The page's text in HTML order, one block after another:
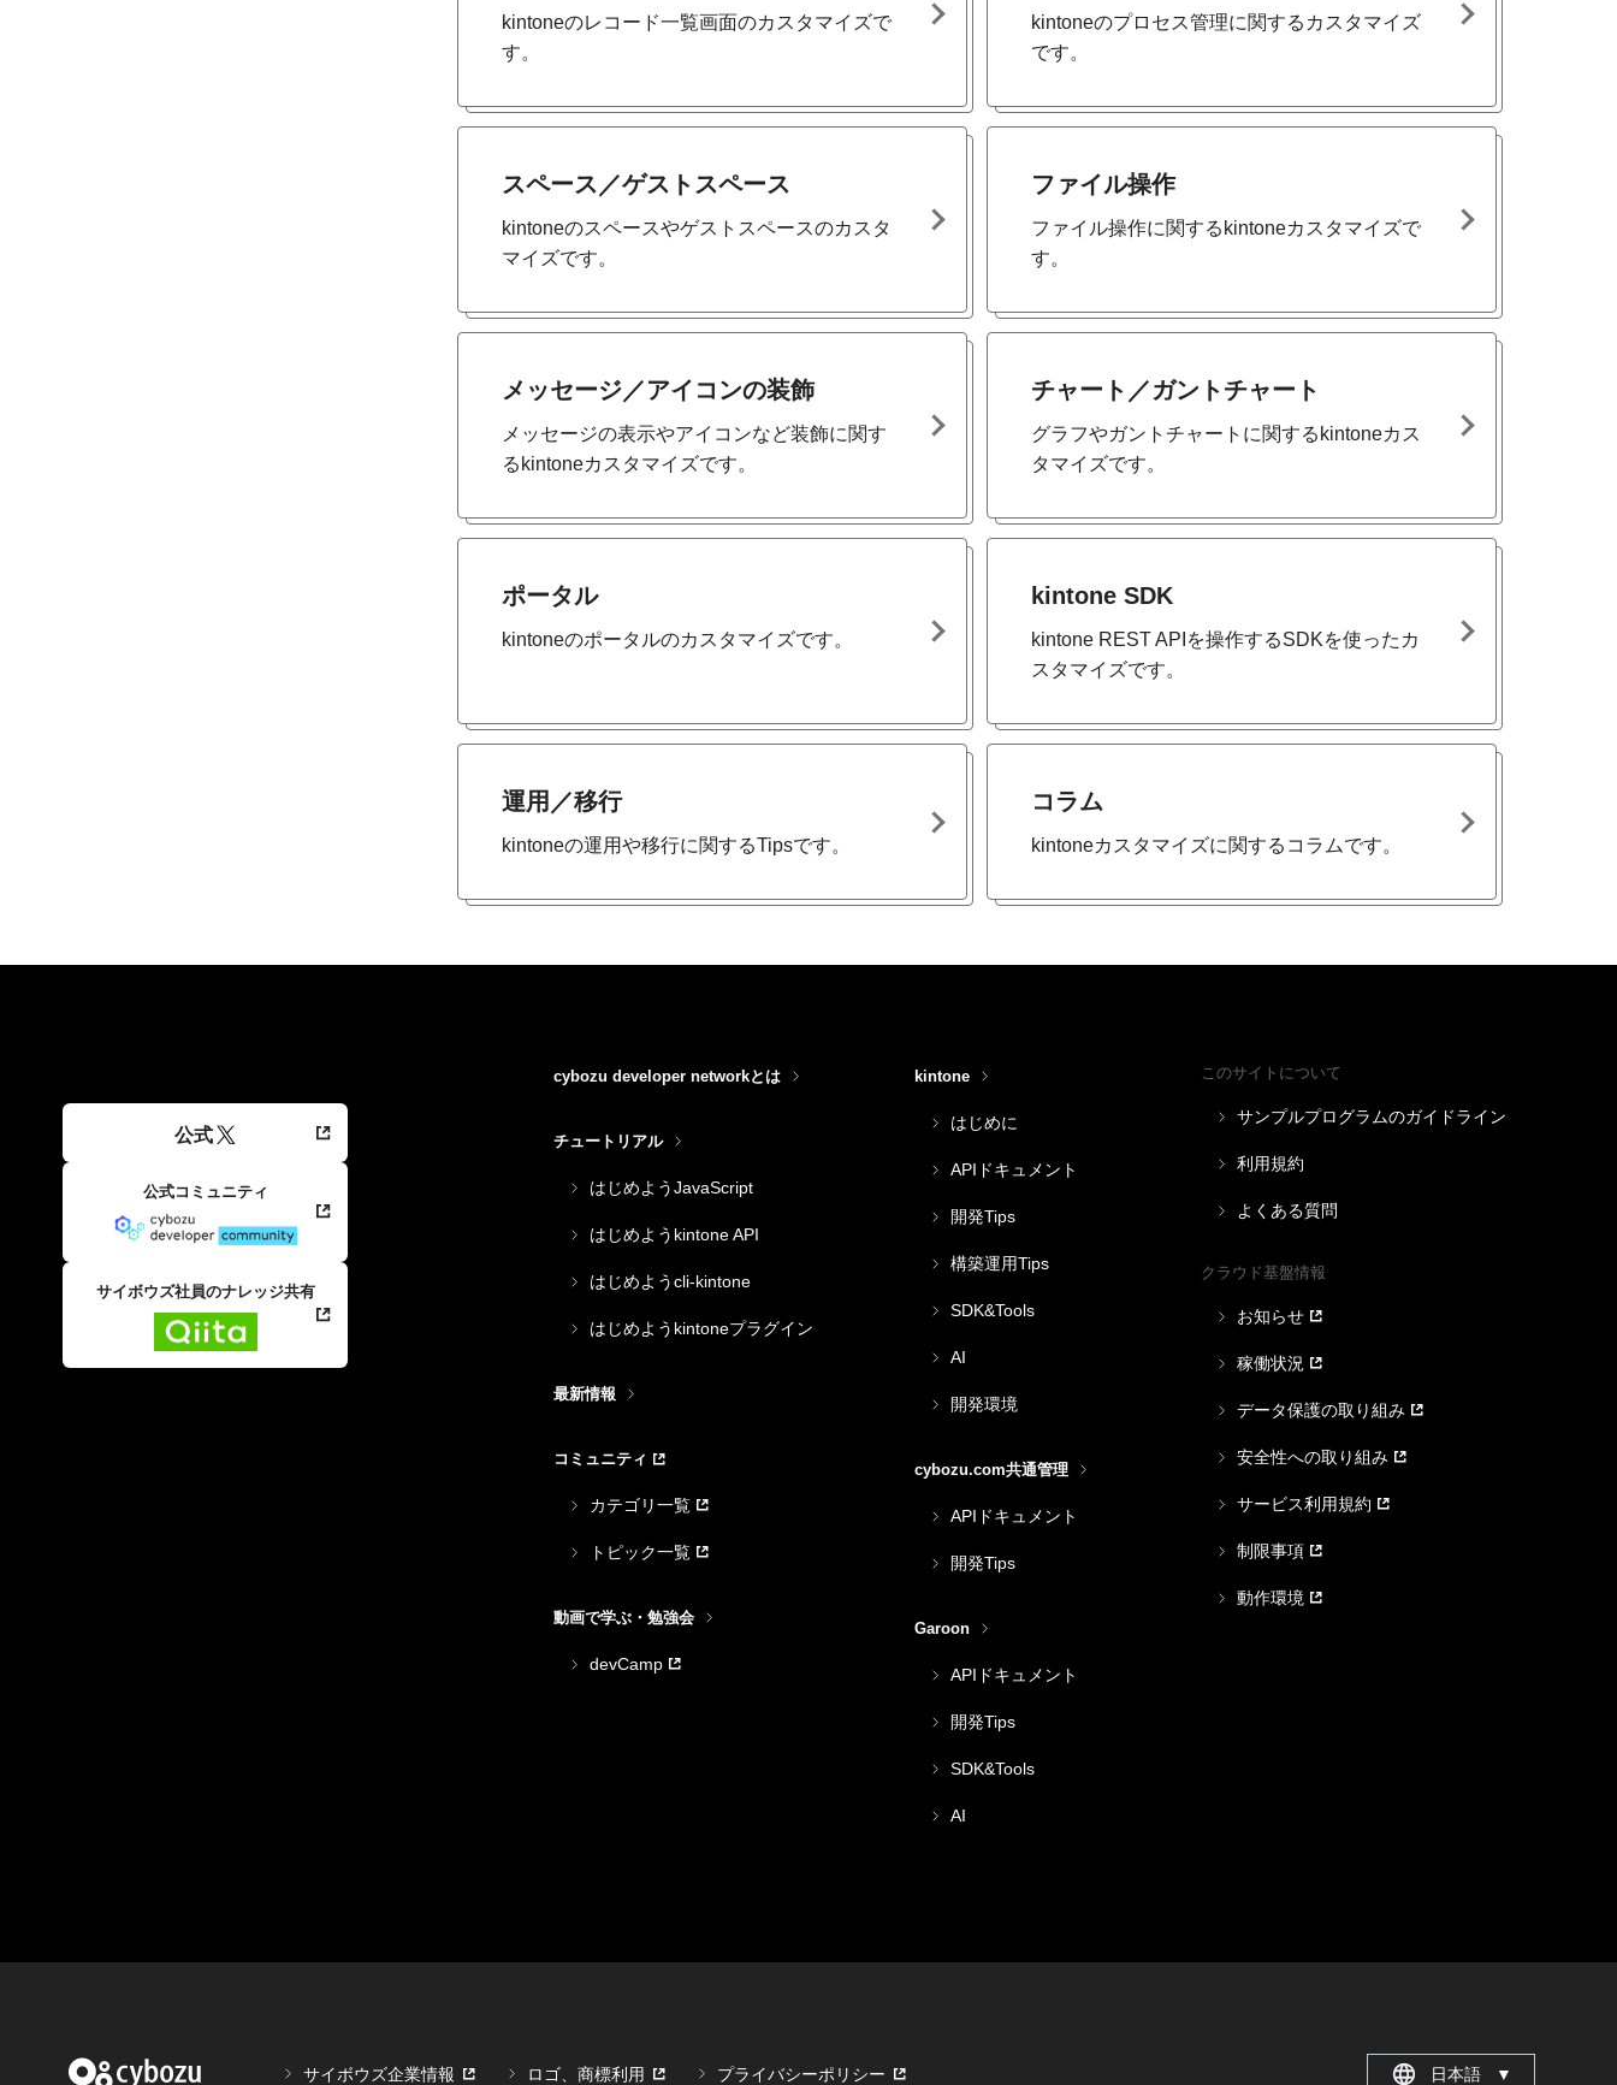
kintoneのレコード一覧画面のカスタマイズで
す。
kintoneのプロセス管理に関するカスタマイズ
です。
スペース／ゲストスペース
kintoneのスペースやゲストスペースのカスタ
マイズです。
ファイル操作
ファイル操作に関するkintoneカスタマイズで
す。
メッセージ／アイコンの装飾
メッセージの表示やアイコンなど装飾に関す
るkintoneカスタマイズです。
チャート／ガントチャート
グラフやガントチャートに関するkintoneカス
タマイズです。
ポータル
kintoneのポータルのカスタマイズです。
kintone SDK
kintone REST APIを操作するSDKを使ったカ
スタマイズです。
運用／移行
kintoneの運用や移行に関するTipsです。
コラム
kintoneカスタマイズに関するコラムです。
公式
公式コミュニティ
サイボウズ社員のナレッジ共有
cybozu developer networkとは
チュートリアル
はじめようJavaScript
はじめようkintone API
はじめようcli-kintone
はじめようkintoneプラグイン
最新情報
コミュニティ
カテゴリ一覧
トピック一覧
動画で学ぶ・勉強会
devCamp
kintone
はじめに
APIドキュメント
開発Tips
構築運用Tips
SDK&Tools
AI
開発環境
cybozu.com共通管理
APIドキュメント
開発Tips
Garoon
APIドキュメント
開発Tips
SDK&Tools
AI
このサイトについて
サンプルプログラムのガイドライン
利用規約
よくある質問
クラウド基盤情報
お知らせ
稼働状況
データ保護の取り組み
安全性への取り組み
サービス利用規約
制限事項
動作環境
サイボウズ企業情報 ロゴ、商標利用 プライバシーポリシー 日本語 ▼